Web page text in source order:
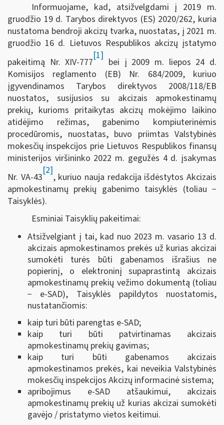
Informuojame, kad, atsižvelgdami į 2019 m.
gruodžio 19 d. Tarybos direktyvos (ES) 2020/262, kuria
nustatoma bendroji akcizų tvarka, nuostatas, į 2021 m.
gruodžio 16 d. Lietuvos Respublikos akcizų įstatymo
pakeitimą Nr. XIV-777
[1]
bei į 2009 m. liepos 24 d.
Komisijos reglamento (EB) Nr. 684/2009, kuriuo
įgyvendinamos Tarybos direktyvos 2008/118/EB
nuostatos, susijusios su akcizais apmokestinamų
prekių, kurioms pritaikytas akcizų mokėjimo laikino
atidėjimo režimas, gabenimo kompiuterinėmis
procedūromis, nuostatas, buvo priimtas Valstybinės
mokesčių inspekcijos prie Lietuvos Respublikos finansų
ministerijos viršininko 2022 m. gegužės 4 d. įsakymas
Nr. VA-43
[2]
, kuriuo nauja redakcija išdėstytos Akcizais
apmokestinamų prekių gabenimo taisyklės (toliau −
Taisyklės).
Esminiai Taisyklių pakeitimai:
Atsižvelgiant į tai, kad nuo 2023 m. vasario 13 d.
akcizais apmokestinamos prekės už kurias akcizai
sumokėti turės būti gabenamos išrašius ne
popierinį, o elektroninį supaprastintą akcizais
apmokestinamų prekių vežimo dokumentą (toliau
− e-SAD), Taisyklės papildytos nuostatomis,
nustatančiomis:
kaip turi būti parengtas e-SAD;
kaip turi būti patvirtinamas akcizais
apmokestinamų prekių gavimas;
kaip turi būti gabenamos akcizais
apmokestinamos prekės, kai neveikia Valstybinės
mokesčių inspekcijos Akcizų informacinė sistema;
apribojimus e-SAD atšaukimui, akcizais
apmokestinamų prekių už kurias akcizai sumokėti
gavėjo / pristatymo vietos keitimui.